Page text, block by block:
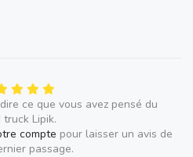
ce que vous avez pensé du
Lipik.
compte pour laisser un avis de
passage.